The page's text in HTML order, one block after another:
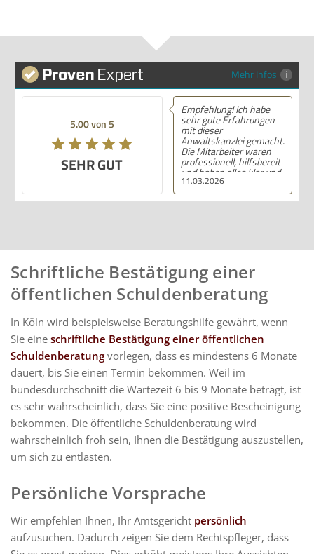
Mehr Infos
5.00 von 5
SEHR GUT
11.03.2026
Empfehlung! Ich habe
sehr gute Erfahrungen
mit dieser
Anwaltskanzlei gemacht.
Die Mitarbeiter waren
professionell, hilfsbereit
und haben alles klar und
deutlich erklärt. Ich bin
mit der Beratung sehr
zufrieden und kann ihre
Schriftliche Bestätigung einer
öffentlichen Schuldenberatung
In Köln wird beispielsweise Beratungshilfe gewährt, wenn
Sie eine schriftliche Bestätigung einer öffentlichen
Schuldenberatung vorlegen, dass es mindestens 6 Monate
dauert, bis Sie einen Termin bekommen. Weil im
bundesdurchschnitt die Wartezeit 6 bis 9 Monate beträgt, ist
es sehr wahrscheinlich, dass Sie eine positive Bescheinigung
bekommen. Die öffentliche Schuldenberatung wird
wahrscheinlich froh sein, Ihnen die Bestätigung auszustellen,
um sich zu entlasten.
Persönliche Vorsprache
Wir empfehlen Ihnen, Ihr Amtsgericht persönlich
aufzusuchen. Dadurch zeigen Sie dem Rechtspfleger, dass